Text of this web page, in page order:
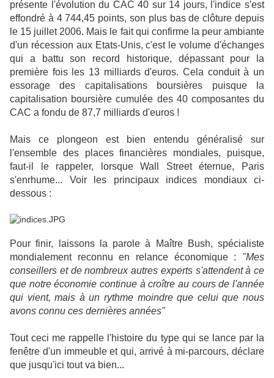
présente l'évolution du CAC 40 sur 14 jours, l'indice s'est
effondré à 4 744,45 points, son plus bas de clôture depuis
le 15 juillet 2006. Mais le fait qui confirme la peur ambiante
d'un récession aux Etats-Unis, c'est le volume d'échanges
qui a battu son record historique, dépassant pour la
première fois les 13 milliards d'euros. Cela conduit à un
essorage des capitalisations boursières puisque la
capitalisation boursière cumulée des 40 composantes du
CAC a fondu de 87,7 milliards d'euros !
Mais ce plongeon est bien entendu généralisé sur
l'ensemble des places financières mondiales, puisque,
faut-il le rappeler, lorsque Wall Street éternue, Paris
s'enrhume... Voir les principaux indices mondiaux ci-
dessous :
Pour finir, laissons la parole à Maître Bush, spécialiste
mondialement reconnu en relance économique :
"Mes
conseillers et de nombreux autres experts s'attendent à ce
que notre économie continue à croître au cours de l'année
qui vient, mais à un rythme moindre que celui que nous
avons connu ces dernières années"
Tout ceci me rappelle l'histoire du type qui se lance par la
fenêtre d'un immeuble et qui, arrivé à mi-parcours, déclare
que jusqu'ici tout va bien...